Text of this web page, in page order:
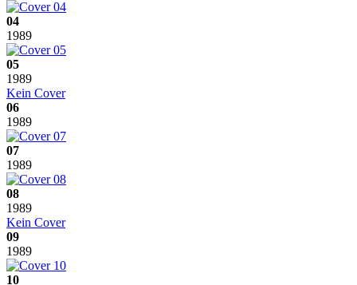
04
1989
05
1989
Kein Cover
06
1989
07
1989
08
1989
Kein Cover
09
1989
10